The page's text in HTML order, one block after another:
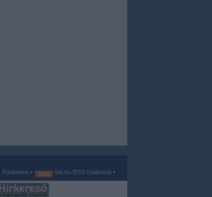
Partnerek• ma.hu RSS csatornái •